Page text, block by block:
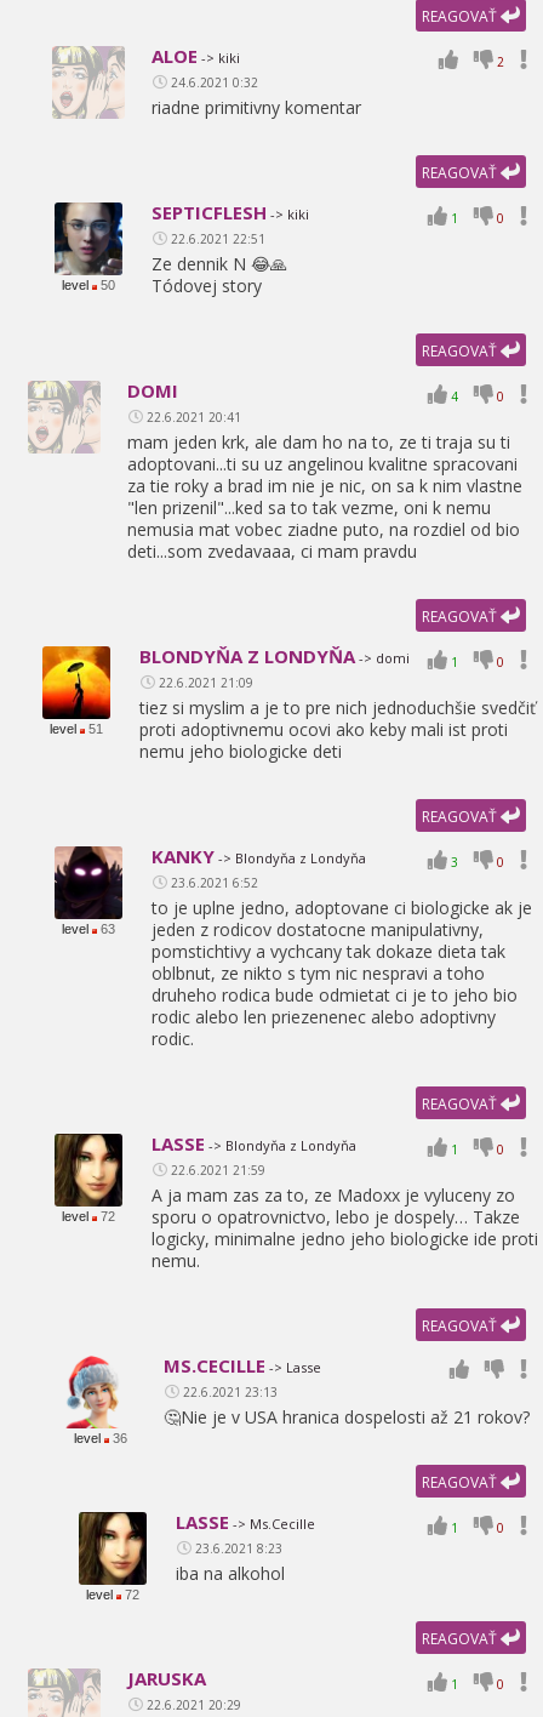
REAGOVAŤ
2
ALOE -> kiki
24.6.2021 0:32
riadne primitivny komentar
REAGOVAŤ
level 50
1 0
SEPTICFLESH -> kiki
22.6.2021 22:51
Ze dennik N 😂🙏
Tódovej story
REAGOVAŤ
4 0
DOMI
22.6.2021 20:41
mam jeden krk, ale dam ho na to, ze ti traja su ti
adoptovani...ti su uz angelinou kvalitne spracovani
za tie roky a brad im nie je nic, on sa k nim vlastne
"len prizenil"...ked sa to tak vezme, oni k nemu
nemusia mat vobec ziadne puto, na rozdiel od bio
deti...som zvedavaaa, ci mam pravdu
REAGOVAŤ
level 51
1 0
BLONDYŇA Z LONDYŇA -> domi
22.6.2021 21:09
tiez si myslim a je to pre nich jednoduchšie svedčiť
proti adoptivnemu ocovi ako keby mali ist proti
nemu jeho biologicke deti
REAGOVAŤ
level 63
3 0
KANKY -> Blondyňa z Londyňa
23.6.2021 6:52
to je uplne jedno, adoptovane ci biologicke ak je
jeden z rodicov dostatocne manipulativny,
pomstichtivy a vychcany tak dokaze dieta tak
oblbnut, ze nikto s tym nic nespravi a toho
druheho rodica bude odmietat ci je to jeho bio
rodic alebo len priezenenec alebo adoptivny
rodic.
REAGOVAŤ
level 72
1 0
LASSE -> Blondyňa z Londyňa
22.6.2021 21:59
A ja mam zas za to, ze Madoxx je vyluceny zo
sporu o opatrovnictvo, lebo je dospely… Takze
logicky, minimalne jedno jeho biologicke ide proti
nemu.
REAGOVAŤ
level 36
MS.CECILLE -> Lasse
22.6.2021 23:13
🤔Nie je v USA hranica dospelosti až 21 rokov?
REAGOVAŤ
level 72
1 0
LASSE -> Ms.Cecille
23.6.2021 8:23
iba na alkohol
REAGOVAŤ
1 0
JARUSKA
22.6.2021 20:29